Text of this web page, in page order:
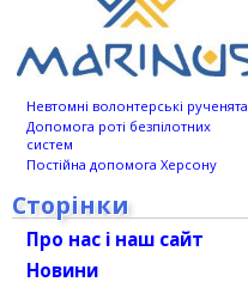
Невтомні волонтерські рученята
Допомога роті безпілотних
систем
Постійна допомога Херсону
Сторінки
Про нас і наш сайт
Новини